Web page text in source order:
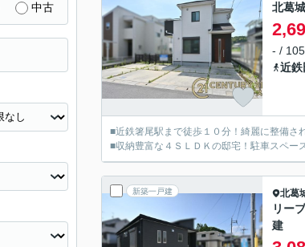
北葛
- /
近鉄
■近鉄箸尾駅まで徒歩１０分！綺麗に整備さ
■収納豊富な４ＳＬＤＫの邸宅！駐車スペー
新築一戸建 北葛
リー
建
中古